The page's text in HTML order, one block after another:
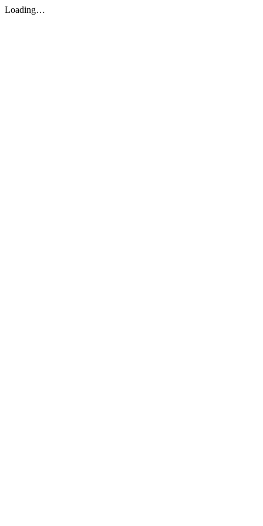
Loading…